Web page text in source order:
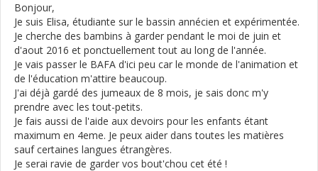
Bonjour,
Je suis Elisa, étudiante sur le bassin annécien et expérimentée.
Je cherche des bambins à garder pendant le moi de juin et
d'aout 2016 et ponctuellement tout au long de l'année.
Je vais passer le BAFA d'ici peu car le monde de l'animation et
de l'éducation m'attire beaucoup.
J'ai déjà gardé des jumeaux de 8 mois, je sais donc m'y
prendre avec les tout-petits.
Je fais aussi de l'aide aux devoirs pour les enfants étant
maximum en 4eme. Je peux aider dans toutes les matières
sauf certaines langues étrangères.
Je serai ravie de garder vos bout'chou cet été !